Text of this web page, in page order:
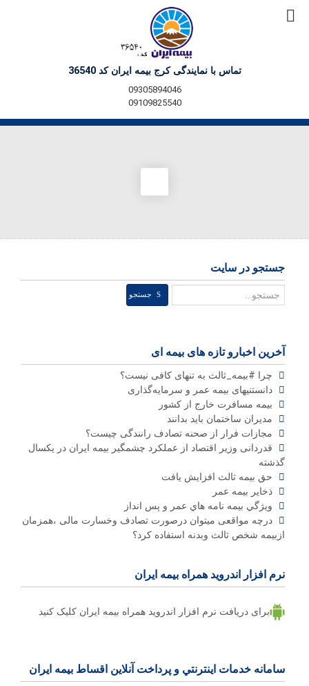
تماس با نمایندگی کرج بیمه ایران کد 36540
09305894046
09109825540
جستجو در سایت
جستجوجستجو
آخرین اخبارو تازه های بیمه ای
چرا #بیمه_ثالث به تنهای کافی نیست؟
دانستنیهای بیمه عمر و سرمایه‌گذاری
بیمه مسافرت خارج از کشور
مدیران ساختمان باید بدانند
مجازات فرار از صحنه تصادف رانندگی چیست؟
قدردانی وزیر اقتصاد از عملکرد چشمگیر بیمه ایران در یکسال
گذشته
حق بیمه ثالث افزایش یافت
ذخاير بيمه عمر
ويژگي بيمه نامه هاي عمر و پس انداز
درچه مواقعی میتوان درصورت تصادف وخسارت مالی ،همزمان
ازبیمه شخص ثالث وبدنه استفاده کرد؟
نرم افزار اندروید همراه بیمه ایران
برای دریافت نرم افزار اندروید همراه بیمه ایران کلیک کنید
سامانه خدمات اينترنتي و پرداخت آنلاین اقساط بيمه ايران